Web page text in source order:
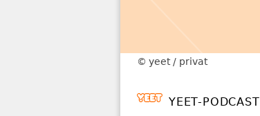
yeet / privat
YEET-PODCAST